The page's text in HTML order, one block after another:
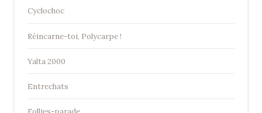
Cyclochoc
Réincarne-toi, Polycarpe !
Yalta 2000
Entrechats